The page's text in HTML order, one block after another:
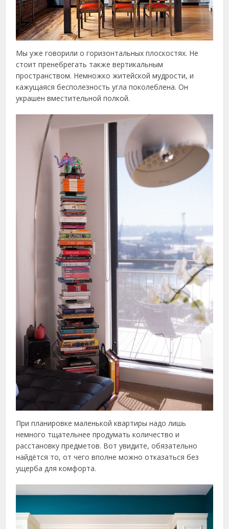
Мы уже говорили о горизонтальных плоскостях. Не
стоит пренебрегать также вертикальным
пространством. Немножко житейской мудрости, и
кажущаяся бесполезность угла поколеблена. Он
украшен вместительной полкой.
При планировке маленькой квартиры надо лишь
немного тщательнее продумать количество и
расстановку предметов. Вот увидите, обязательно
найдётся то, от чего вполне можно отказаться без
ущерба для комфорта.